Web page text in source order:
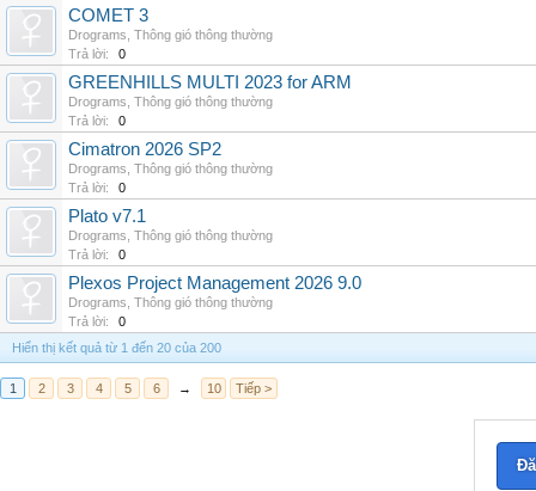
COMET 3
Drograms Thông gió thông thường
Trả lời:
0
GREENHILLS MULTI 2023 for ARM
Drograms Thông gió thông thường
Trả lời:
0
Cimatron 2026 SP2
Drograms Thông gió thông thường
Trả lời:
0
Plato v7.1
Drograms Thông gió thông thường
Trả lời:
0
Plexos Project Management 2026 9.0
Drograms Thông gió thông thường
Trả lời:
0
Hiển thị kết quả từ 1 đến 20 của 200
1 2 3 4 5 6 → 10 Tiếp >